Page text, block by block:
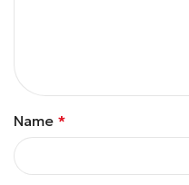
Name *